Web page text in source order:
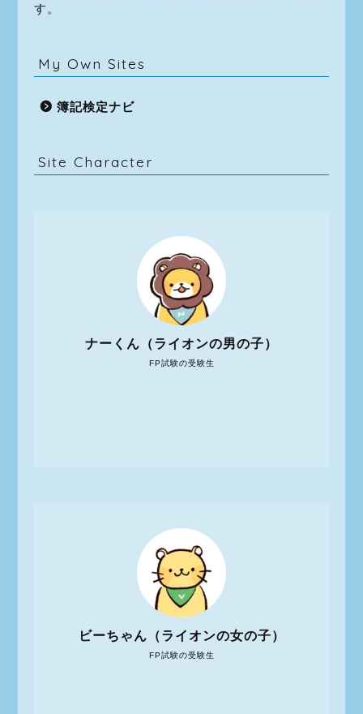
す。
My Own Sites
簿記検定ナビ
Site Character
FP試験の受験生
ナーくん（ライオンの男の子）
FP試験の受験生
ビーちゃん（ライオンの女の子）